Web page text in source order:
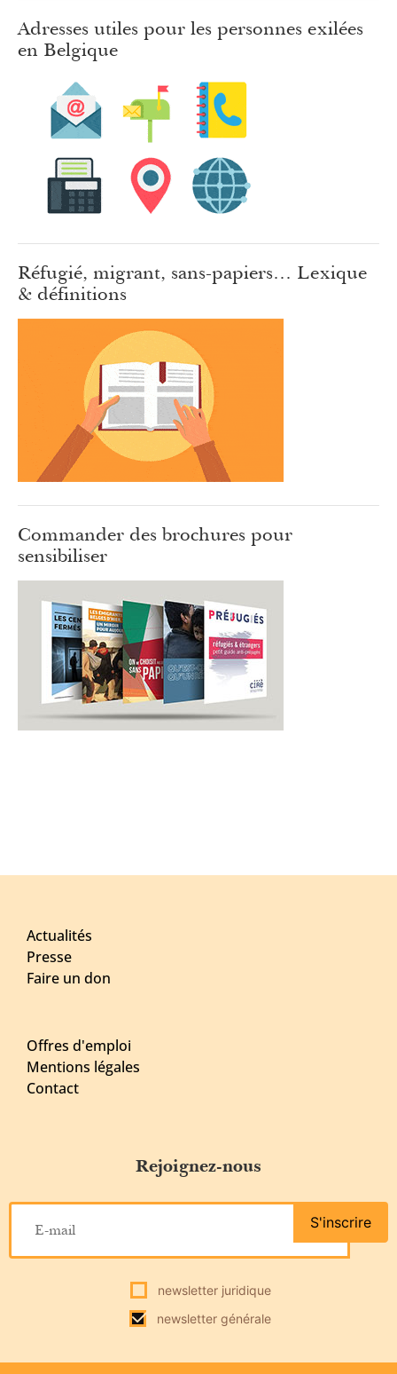
Adresses utiles pour les personnes exilées
en Belgique
Réfugié, migrant, sans-papiers… Lexique
& définitions
Commander des brochures pour
sensibiliser
Actualités
Presse
Faire un don
Offres d'emploi
Mentions légales
Contact
Rejoignez-nous
newsletter juridique
newsletter générale
S'inscrire